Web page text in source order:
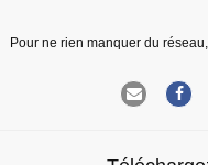
Pour ne rien manquer du